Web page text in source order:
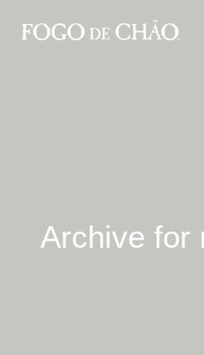
Archive for